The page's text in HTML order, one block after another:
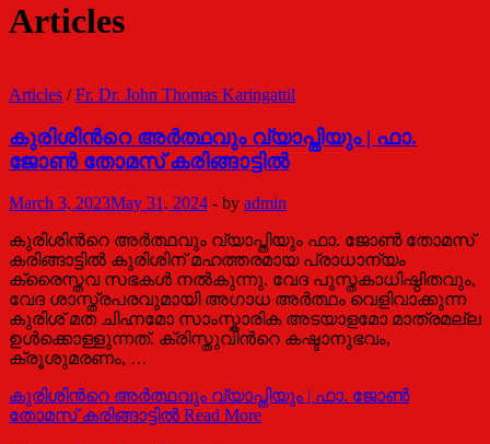
Articles
Articles /Fr. Dr. John Thomas Karingattil
കുരിശിന്‍റെ അര്‍ത്ഥവും വ്യാപ്തിയും | ഫാ.
ജോണ്‍ തോമസ് കരിങ്ങാട്ടില്‍
March 3, 2023May 31, 2024 - by admin
കുരിശിന്‍റെ അര്‍ത്ഥവും വ്യാപ്തിയും ഫാ. ജോണ്‍ തോമസ്
കരിങ്ങാട്ടില്‍ കുരിശിന് മഹത്തരമായ പ്രാധാന്യം
ക്രൈസ്തവ സഭകള്‍ നല്‍കുന്നു. വേദ പുസ്തകാധിഷ്ഠിതവും,
വേദ ശാസ്ത്രപരവുമായി അഗാധ അര്‍ത്ഥം വെളിവാക്കുന്ന
കുരിശ് മത ചിഹ്നമോ സാംസ്കാരിക അടയാളമോ മാത്രമല്ല
ഉള്‍ക്കൊള്ളുന്നത്. ക്രിസ്തുവിന്‍റെ കഷ്ടാനുഭവം,
ക്രൂശുമരണം, …
കുരിശിന്‍റെ അര്‍ത്ഥവും വ്യാപ്തിയും | ഫാ. ജോണ്‍
തോമസ് കരിങ്ങാട്ടില്‍ Read More